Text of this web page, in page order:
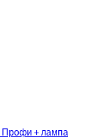
Профи + лампа